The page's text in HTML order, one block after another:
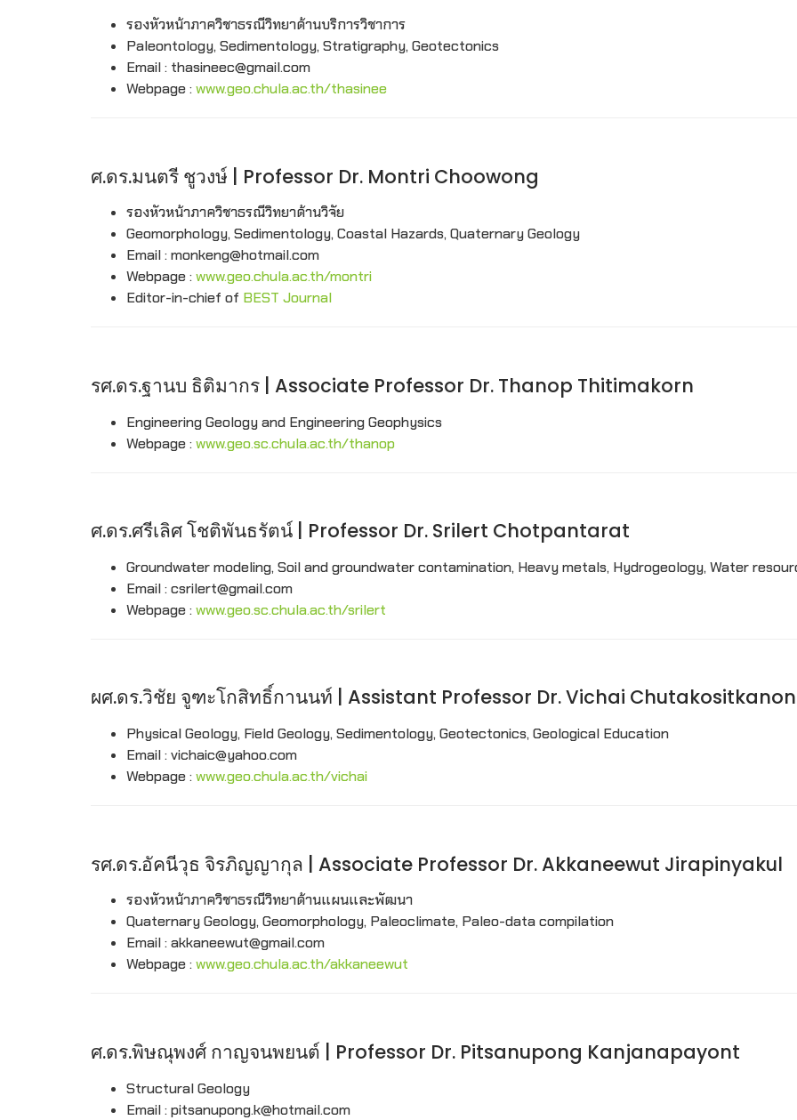
รองหัวหน้าภาควิชาธรณีวิทยาด้านบริการวิชาการ
Paleontology, Sedimentology, Stratigraphy, Geotectonics
Email : thasineec@gmail.com
Webpage : www.geo.chula.ac.th/thasinee
ศ.ดร.มนตรี ชูวงษ์ | Professor Dr. Montri Choowong
รองหัวหน้าภาควิชาธรณีวิทยาด้านวิจัย
Geomorphology, Sedimentology, Coastal Hazards, Quaternary Geology
Email : monkeng@hotmail.com
Webpage : www.geo.chula.ac.th/montri
Editor-in-chief of BEST Journal
รศ.ดร.ฐานบ ธิติมากร | Associate Professor Dr. Thanop Thitimakorn
Engineering Geology and Engineering Geophysics
Webpage : www.geo.sc.chula.ac.th/thanop
ศ.ดร.ศรีเลิศ โชติพันธรัตน์ | Professor Dr. Srilert Chotpantarat
Groundwater modeling, Soil and groundwater contamination, Heavy metals, Hydrogeology, Water
Email : csrilert@gmail.com
Webpage : www.geo.sc.chula.ac.th/srilert
ผศ.ดร.วิชัย จูฑะโกสิทธิ์กานนท์ | Assistant Professor Dr. Vichai Chutakositkanon
Physical Geology, Field Geology, Sedimentology, Geotectonics, Geological Education
Email : vichaic@yahoo.com
Webpage : www.geo.chula.ac.th/vichai
รศ.ดร.อัคนีวุธ จิรภิญญากุล | Associate Professor Dr. Akkaneewut Jirapinyakul
รองหัวหน้าภาควิชาธรณีวิทยาด้านแผนและพัฒนา
Quaternary Geology, Geomorphology, Paleoclimate, Paleo-data compilation
Email : akkaneewut@gmail.com
Webpage : www.geo.chula.ac.th/akkaneewut
ศ.ดร.พิษณุพงศ์ กาญจนพยนต์ | Professor Dr. Pitsanupong Kanjanapayont
Structural Geology
Email : pitsanupong.k@hotmail.com